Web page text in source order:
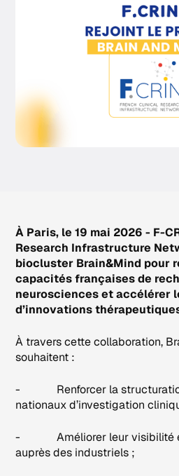
À Paris, le 19 mai 2026 - F-
Research Infrastructure
biocluster Brain&Mind pour
capacités françaises de
neurosciences et accélérer
d’innovations
À travers cette collaboration,
souhaitent :
- Renforcer la
nationaux d’investigation
- Améliorer leur visibilité
auprès des industriels ;